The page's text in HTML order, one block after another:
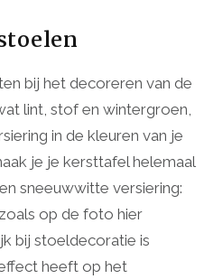
bij het decoreren van de
lint, stof en wintergroen,
in de kleuren van je
je je kersttafel helemaal
sneeuwwitte versiering:
op de foto hier
bij stoeldecoratie is
heeft op het